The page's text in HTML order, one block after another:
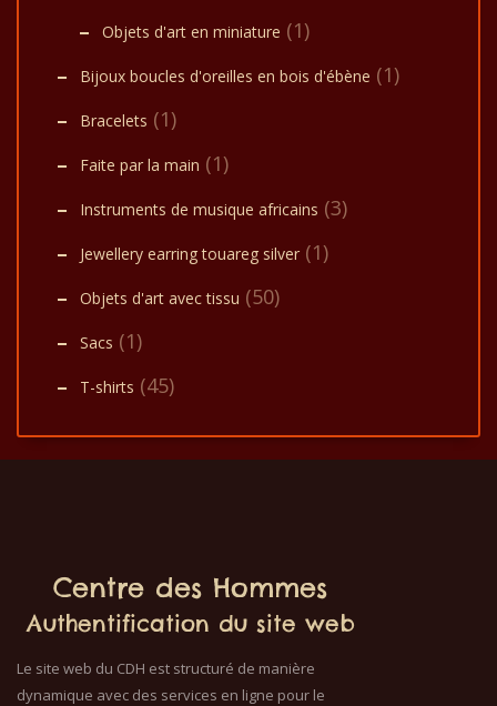
Objets d'art en miniature (1)
Bijoux boucles d'oreilles en bois d'ébène (1)
Bracelets (1)
Faite par la main (1)
Instruments de musique africains (3)
Jewellery earring touareg silver (1)
Objets d'art avec tissu (50)
Sacs (1)
T-shirts (45)
Centre des Hommes
Authentification du site web
Le site web du CDH est structuré de manière
dynamique avec des services en ligne pour le